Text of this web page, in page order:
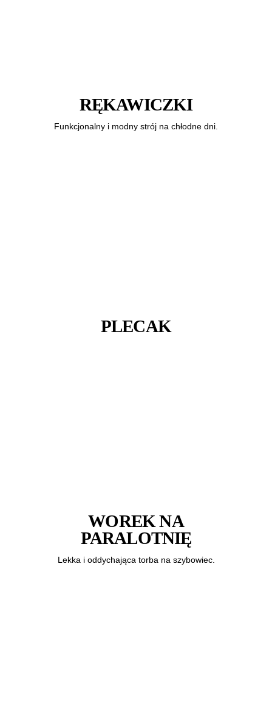
RĘKAWICZKI
Funkcjonalny i modny strój na chłodne dni.
PLECAK
WOREK NA
PARALOTNIĘ
Lekka i oddychająca torba na szybowiec.